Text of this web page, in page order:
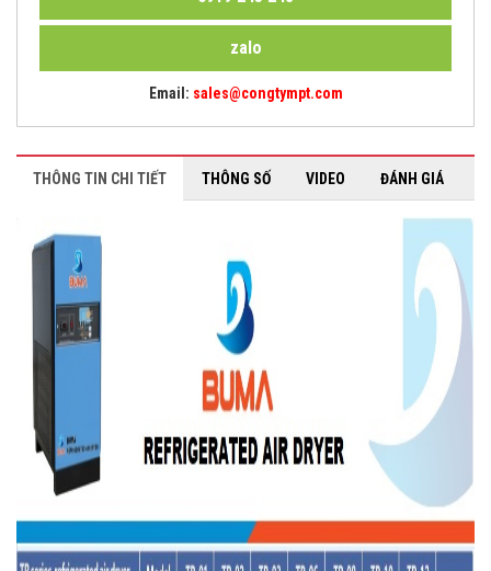
zalo
Email: sales@congtympt.com
THÔNG TIN CHI TIẾT THÔNG SỐ VIDEO ĐÁNH GIÁ